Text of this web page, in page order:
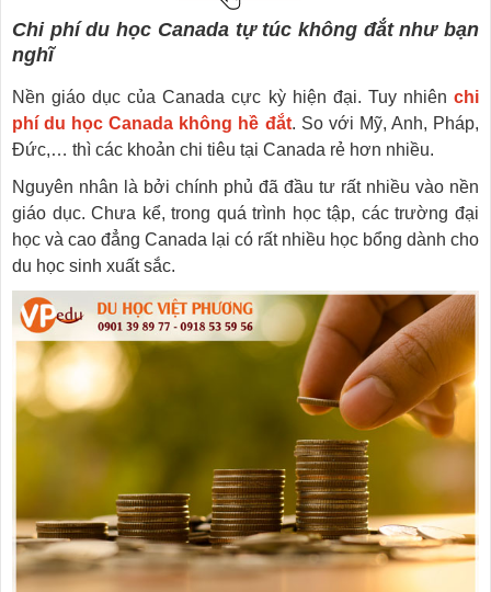
Chi phí du học Canada tự túc không đắt như bạn
nghĩ
Nền giáo dục của Canada cực kỳ hiện đại. Tuy nhiên chi
phí du học Canada không hề đắt. So với Mỹ, Anh, Pháp,
Đức,… thì các khoản chi tiêu tại Canada rẻ hơn nhiều.
Nguyên nhân là bởi chính phủ đã đầu tư rất nhiều vào nền
giáo dục. Chưa kể, trong quá trình học tập, các trường đại
học và cao đẳng Canada lại có rất nhiều học bổng dành cho
du học sinh xuất sắc.